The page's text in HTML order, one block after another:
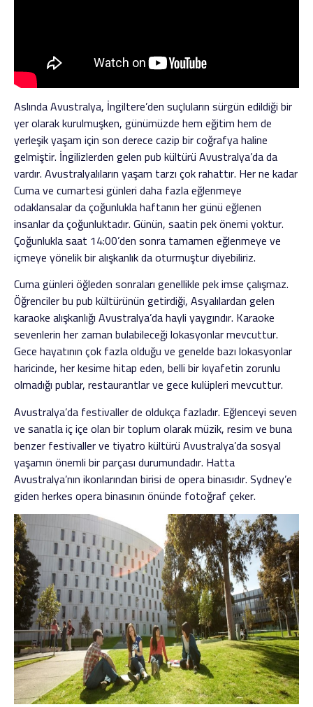
Aslında Avustralya, İngiltere’den suçluların sürgün edildiği bir
yer olarak kurulmuşken, günümüzde hem eğitim hem de
yerleşik yaşam için son derece cazip bir coğrafya haline
gelmiştir. İngilizlerden gelen pub kültürü Avustralya’da da
vardır. Avustralyalıların yaşam tarzı çok rahattır. Her ne kadar
Cuma ve cumartesi günleri daha fazla eğlenmeye
odaklansalar da çoğunlukla haftanın her günü eğlenen
insanlar da çoğunluktadır. Günün, saatin pek önemi yoktur.
Çoğunlukla saat 14:00’den sonra tamamen eğlenmeye ve
içmeye yönelik bir alışkanlık da oturmuştur diyebiliriz.
Cuma günleri öğleden sonraları genellikle pek imse çalışmaz.
Öğrenciler bu pub kültürünün getirdiği, Asyalılardan gelen
karaoke alışkanlığı Avustralya’da hayli yaygındır. Karaoke
sevenlerin her zaman bulabileceği lokasyonlar mevcuttur.
Gece hayatının çok fazla olduğu ve genelde bazı lokasyonlar
haricinde, her kesime hitap eden, belli bir kıyafetin zorunlu
olmadığı publar, restaurantlar ve gece kulüpleri mevcuttur.
Avustralya’da festivaller de oldukça fazladır. Eğlenceyi seven
ve sanatla iç içe olan bir toplum olarak müzik, resim ve buna
benzer festivaller ve tiyatro kültürü Avustralya’da sosyal
yaşamın önemli bir parçası durumundadır. Hatta
Avustralya’nın ikonlarından birisi de opera binasıdır. Sydney’e
giden herkes opera binasının önünde fotoğraf çeker.